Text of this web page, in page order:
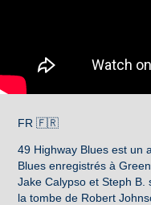
FR 🇫🇷
49 Highway Blues est un
Blues enregistrés à
Jake Calypso et Steph
la tombe de Robert